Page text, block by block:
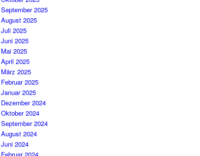
September 2025
August 2025
Juli 2025
Juni 2025
Mai 2025
April 2025
März 2025
Februar 2025
Januar 2025
Dezember 2024
Oktober 2024
September 2024
August 2024
Juni 2024